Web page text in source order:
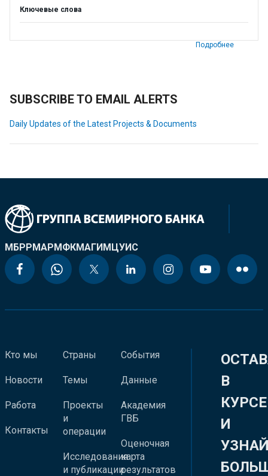
Ключевые слова
Подробнее
SUBSCRIBE TO EMAIL ALERTS
Daily Updates of the Latest Projects & Documents
МБРРМАРМФКМАГИМЦУИС
Кто мы
Новости
Работа
Контакты
Страны
Темы
Проекты
и
операции
Исследования
и публикации
События
Данные
Академия
ГВБ
Оценочная
карта
результатов
В
КУРСЕ
И